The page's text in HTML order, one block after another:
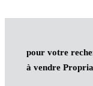
pour votre
à vendre